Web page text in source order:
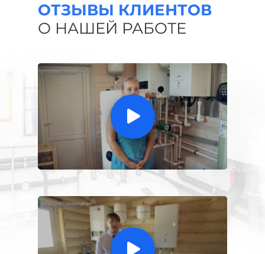
ОТЗЫВЫ КЛИЕНТОВ
О НАШЕЙ РАБОТЕ